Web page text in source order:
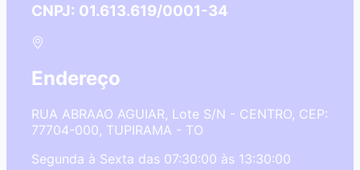
CNPJ: 01.613.619/0001-34
Endereço
RUA ABRAAO AGUIAR, Lote S/N - CENTRO, CEP:
77704-000, TUPIRAMA - TO
Segunda à Sexta das 07:30:00 às 13:30:00